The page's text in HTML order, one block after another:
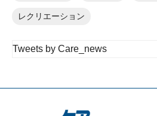
レクリエーション
Tweets by Care_news